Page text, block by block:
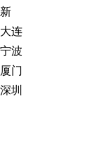
新
大连
宁波
厦门
深圳